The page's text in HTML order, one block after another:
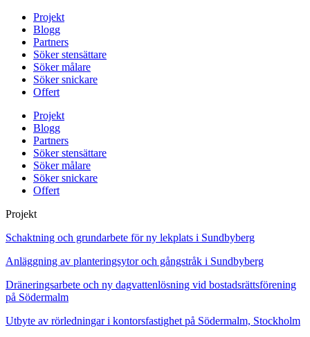
Projekt
Blogg
Partners
Söker stensättare
Söker målare
Söker snickare
Offert
Projekt
Blogg
Partners
Söker stensättare
Söker målare
Söker snickare
Offert
Projekt
Schaktning och grundarbete för ny lekplats i Sundbyberg
Anläggning av planteringsytor och gångstråk i Sundbyberg
Dräneringsarbete och ny dagvattenlösning vid bostadsrättsförening
på Södermalm
Utbyte av rörledningar i kontorsfastighet på Södermalm, Stockholm